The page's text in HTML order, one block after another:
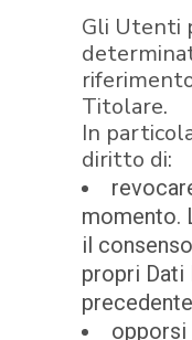
Gli Utenti
Titolare.
In
diritto di:
momento.
il
propri Dati
opporsi